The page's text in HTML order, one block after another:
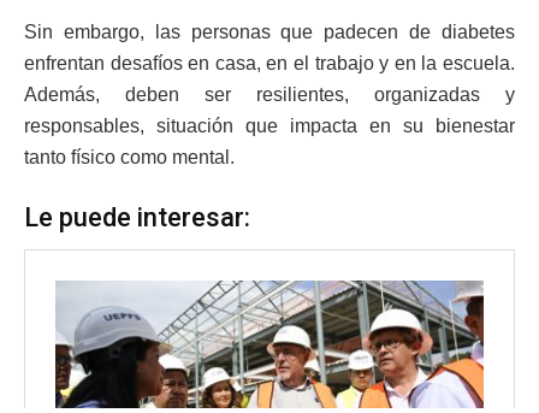
Sin embargo, las personas que padecen de diabetes
enfrentan desafíos en casa, en el trabajo y en la escuela.
Además, deben ser resilientes, organizadas y
responsables, situación que impacta en su bienestar
tanto físico como mental.
Le puede interesar: